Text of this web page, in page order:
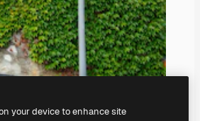
your device to enhance site